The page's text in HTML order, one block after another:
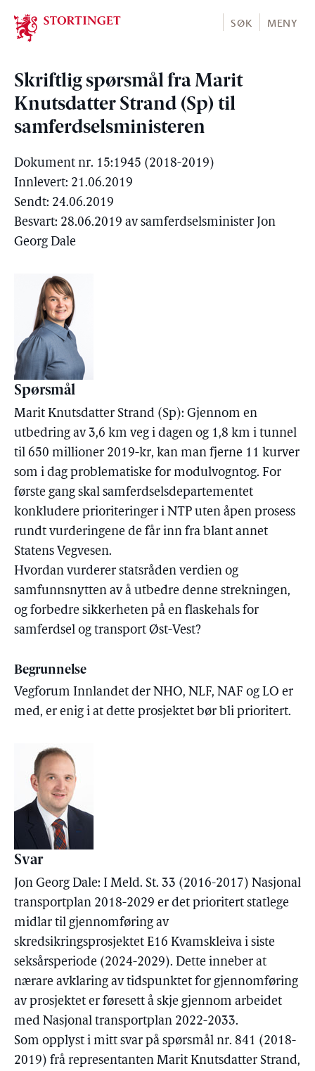
Stortinget.no
SØK MENY
Skriftlig spørsmål fra Marit
Knutsdatter Strand (Sp) til
samferdselsministeren
Dokument nr. 15:1945 (2018-2019)
Innlevert: 21.06.2019
Sendt: 24.06.2019
Besvart: 28.06.2019 av samferdselsminister Jon
Georg Dale
Spørsmål
Marit Knutsdatter Strand (Sp): Gjennom en
utbedring av 3,6 km veg i dagen og 1,8 km i tunnel
til 650 millioner 2019-kr, kan man fjerne 11 kurver
som i dag problematiske for modulvogntog. For
første gang skal samferdselsdepartementet
konkludere prioriteringer i NTP uten åpen prosess
rundt vurderingene de får inn fra blant annet
Statens Vegvesen.
Hvordan vurderer statsråden verdien og
samfunnsnytten av å utbedre denne strekningen,
og forbedre sikkerheten på en flaskehals for
samferdsel og transport Øst-Vest?
Begrunnelse
Vegforum Innlandet der NHO, NLF, NAF og LO er
med, er enig i at dette prosjektet bør bli prioritert.
Svar
Jon Georg Dale: I Meld. St. 33 (2016-2017) Nasjonal
transportplan 2018-2029 er det prioritert statlege
midlar til gjennomføring av
skredsikringsprosjektet E16 Kvamskleiva i siste
seksårsperiode (2024-2029). Dette inneber at
nærare avklaring av tidspunktet for gjennomføring
av prosjektet er føresett å skje gjennom arbeidet
med Nasjonal transportplan 2022-2033.
Som opplyst i mitt svar på spørsmål nr. 841 (2018-
2019) frå representanten Marit Knutsdatter Strand,